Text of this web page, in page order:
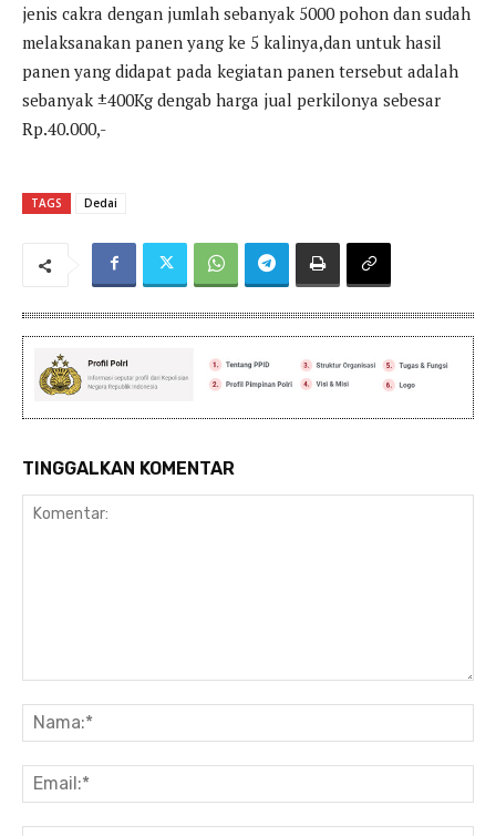
jenis cakra dengan jumlah sebanyak 5000 pohon dan sudah
melaksanakan panen yang ke 5 kalinya,dan untuk hasil
panen yang didapat pada kegiatan panen tersebut adalah
sebanyak ±400Kg dengab harga jual perkilonya sebesar
Rp.40.000,-
TAGS Dedai
TINGGALKAN KOMENTAR